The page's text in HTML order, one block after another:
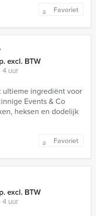
Favoriet
excl. BTW
4 uur
ultieme ingrediënt voor
Events & Co
heksen en dodelijk
Favoriet
excl. BTW
4 uur